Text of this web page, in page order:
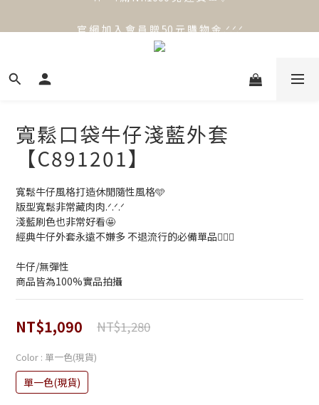
⟡.·*. 滿 NT.1000 免 運 費 ꔛ♡
寬鬆口袋牛仔淺藍外套
【C891201】
寬鬆牛仔風格打造休閒隨性風格🩵
版型寬鬆非常藏肉肉.ᐟ.ᐟ.ᐟ
淺藍刷色也非常好看🤩
經典牛仔外套永遠不嫌多 不退流行的必備單品🙆🏻‍♀️
牛仔/無彈性
商品皆為100%實品拍攝
NT$1,090 NT$1,280
Color : 單一色(現貨)
單一色(現貨)